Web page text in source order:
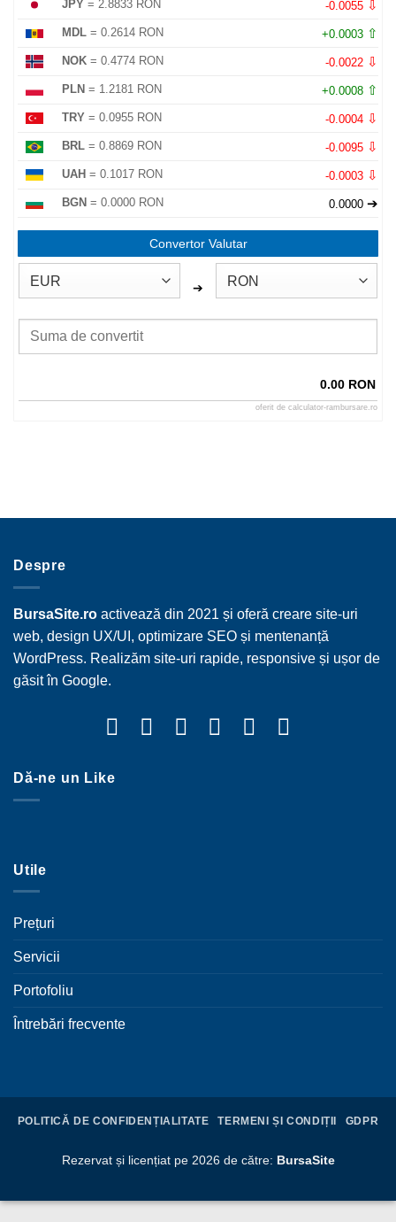
JPY = 2.8833 RON -0.0055 ⇩
MDL = 0.2614 RON +0.0003 ⇧
NOK = 0.4774 RON -0.0022 ⇩
PLN = 1.2181 RON +0.0008 ⇧
TRY = 0.0955 RON -0.0004 ⇩
BRL = 0.8869 RON -0.0095 ⇩
UAH = 0.1017 RON -0.0003 ⇩
BGN = 0.0000 RON 0.0000 ➔
Convertor Valutar
➔
0.00 RON
oferit decalculator-rambursare.ro
Despre
BursaSite.ro activează din 2021 și oferă creare site-uri
web, design UX/UI, optimizare SEO și mentenanță
WordPress. Realizăm site-uri rapide, responsive și ușor de
găsit în Google.
Dă-ne un Like
Utile
Prețuri
Servicii
Portofoliu
Întrebări frecvente
POLITICĂ DE CONFIDENȚIALITATE TERMENI ȘI CONDIȚII GDPR
Rezervat și licențiat pe 2026 de către: BursaSite